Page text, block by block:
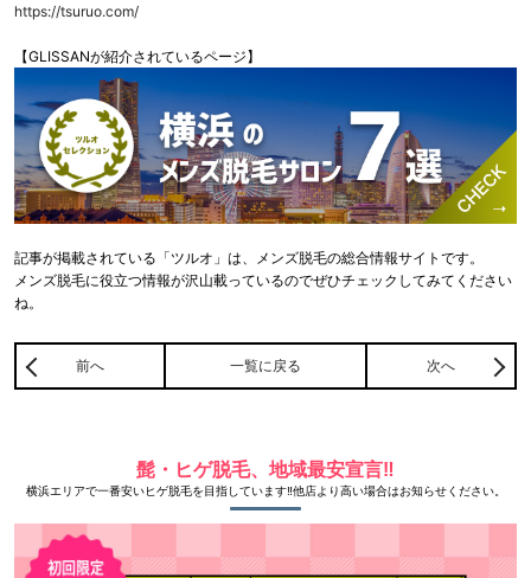
https://tsuruo.com/
【GLISSANが紹介されているページ】
記事が掲載されている「ツルオ」は、メンズ脱毛の総合情報サイトです。
メンズ脱毛に役立つ情報が沢山載っているのでぜひチェックしてみてください
ね。
前へ 一覧に戻る 次へ
髭・ヒゲ脱毛、地域最安宣言‼
横浜エリアで一番安いヒゲ脱毛を目指しています‼他店より高い場合はお知らせください。